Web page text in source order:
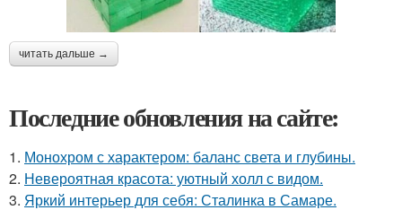
читать дальше →
Последние обновления на сайте:
1. Монохром с характером: баланс света и глубины.
2. Невероятная красота: уютный холл с видом.
3. Яркий интерьер для себя: Сталинка в Самаре.